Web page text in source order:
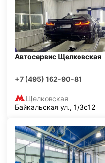
Автосервис Щелковская
+7 (495) 162-90-81
Щелковская
Байкальская ул., 1/3с12